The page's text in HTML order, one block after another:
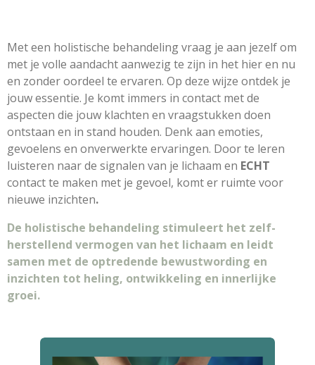
Met een holistische behandeling vraag je aan jezelf om
met je volle aandacht aanwezig te zijn in het hier en nu
en zonder oordeel te ervaren. Op deze wijze ontdek je
jouw essentie. Je komt immers in contact met de
aspecten die jouw klachten en vraagstukken doen
ontstaan en in stand houden. Denk aan emoties,
gevoelens en onverwerkte ervaringen. Door te leren
luisteren naar de signalen van je lichaam en ECHT
contact te maken met je gevoel, komt er ruimte voor
nieuwe inzichten.
De holistische behandeling stimuleert het zelf-
herstellend vermogen van het lichaam en leidt
samen met de optredende bewustwording en
inzichten tot heling, ontwikkeling en innerlijke
groei.